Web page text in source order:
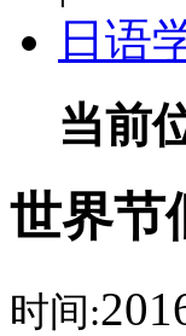
日语
当前
世界节
时间: